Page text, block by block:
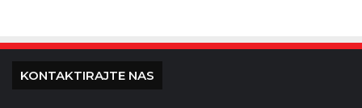
KONTAKTIRAJTE NAS